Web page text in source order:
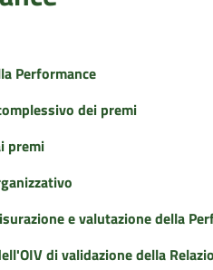
Performance
dei premi
premi
e valutazione della
di validazione della